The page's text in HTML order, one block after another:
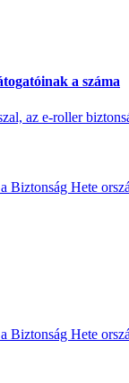
a száma
az e-roller
Biztonság Hete
Biztonság Hete